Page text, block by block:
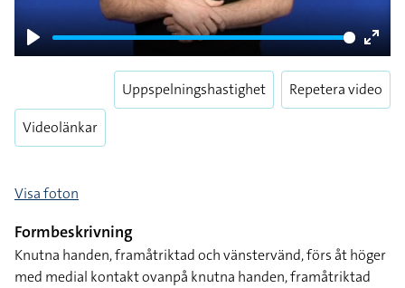
Play
Enter
Videolänkar
Uppspelningshastighet Repetera video
Visa foton
Formbeskrivning
Knutna handen, framåtriktad och vänstervänd, förs åt höger
med medial kontakt ovanpå knutna handen, framåtriktad